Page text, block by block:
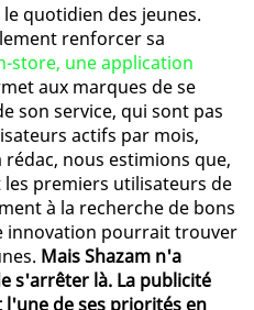
quotidien des jeunes.
renforcer sa
store, une application
aux marques de se
son service, qui sont pas
actifs par mois,
nous estimions que,
les premiers utilisateurs de
à la recherche de bons
innovation pourrait trouver
Mais Shazam n'a
s'arrêter là. La publicité
de ses priorités en